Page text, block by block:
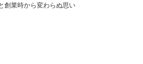
創業時から変わらぬ思い